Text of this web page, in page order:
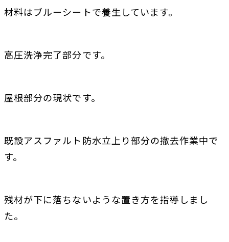
材料はブルーシートで養生しています。
高圧洗浄完了部分です。
屋根部分の現状です。
既設アスファルト防水立上り部分の撤去作業中で
す。
残材が下に落ちないような置き方を指導しまし
た。